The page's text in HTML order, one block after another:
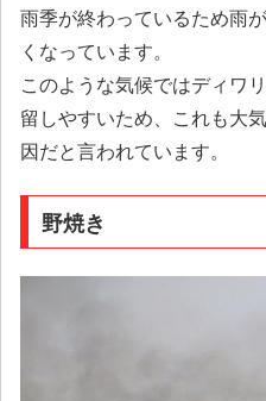
雨季が終わっているため雨
くなっています。
このような気候ではディワ
留しやすいため、これも大
因だと言われています。
野焼き